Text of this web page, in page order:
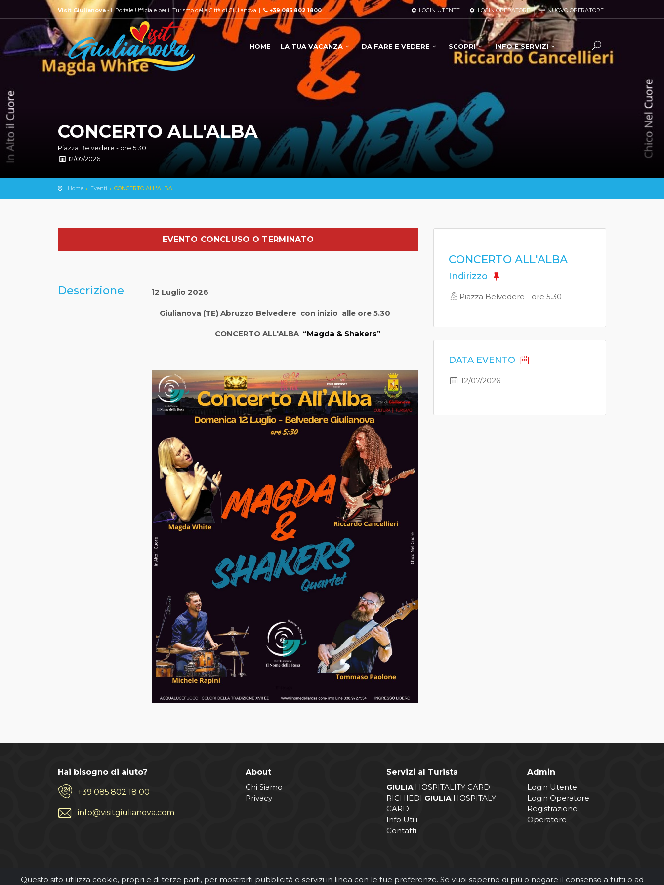
Visit Giulianova- Il Portale Ufficiale per il Turismo della Città di Giulianova. | +39 085 802 1800 LOGIN UTENTE LOGIN OPERATORE NUOVO OPERATORE
HOME LA TUA VACANZA DA FARE E VEDERE SCOPRI INFO E SERVIZI
CONCERTO ALL'ALBA
Piazza Belvedere - ore 5.30
12/07/2026
Home Eventi CONCERTO ALL'ALBA
EVENTO CONCLUSO O TERMINATO
Descrizione 12 Luglio 2026
Giulianova (TE) Abruzzo Belvedere con inizio alle ore 5.30
CONCERTO ALL'ALBA “Magda & Shakers”
CONCERTO ALL'ALBA
Indirizzo
Piazza Belvedere - ore 5.30
DATA EVENTO
12/07/2026
Hai bisogno di aiuto?
+39 085.802 18 00
info@visitgiulianova.com
About
Chi Siamo
Privacy
Servizi al Turista
GIULIA HOSPITALITY CARD
RICHIEDI GIULIA HOSPITALY
CARD
Info Utili
Contatti
Admin
Login Utente
Login Operatore
Registrazione
Operatore
Questo sito utilizza cookie, propri e di terze parti, per mostrarti pubblicità e servizi in linea con le tue preferenze. Se vuoi saperne di più o negare il consenso a tutti o ad